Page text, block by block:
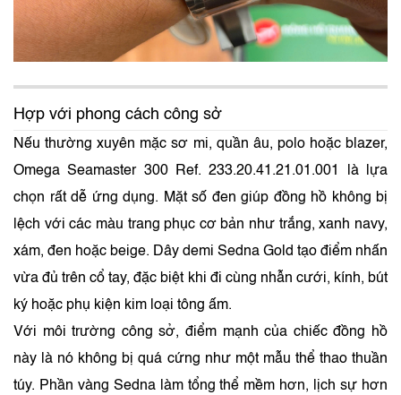
Hợp với phong cách công sở
Nếu thường xuyên mặc sơ mi, quần âu, polo hoặc blazer,
Omega Seamaster 300 Ref. 233.20.41.21.01.001 là lựa
chọn rất dễ ứng dụng. Mặt số đen giúp đồng hồ không bị
lệch với các màu trang phục cơ bản như trắng, xanh navy,
xám, đen hoặc beige. Dây demi Sedna Gold tạo điểm nhấn
vừa đủ trên cổ tay, đặc biệt khi đi cùng nhẫn cưới, kính, bút
ký hoặc phụ kiện kim loại tông ấm.
Với môi trường công sở, điểm mạnh của chiếc đồng hồ
này là nó không bị quá cứng như một mẫu thể thao thuần
túy. Phần vàng Sedna làm tổng thể mềm hơn, lịch sự hơn